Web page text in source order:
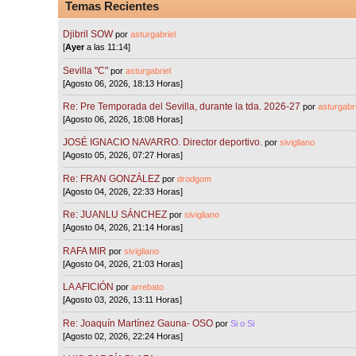
Temas Recientes
Djibril SOW porasturgabriel
[Ayera las 11:14]
Sevilla "C"porasturgabriel
[Agosto 06, 2026, 18:13 Horas]
Re: Pre Temporada del Sevilla, durante la tda. 2026-27 por
[Agosto 06, 2026, 18:08 Horas]
JOSÉ IGNACIO NAVARRO. Director deportivo. porsivigliano
[Agosto 05, 2026, 07:27 Horas]
Re: FRAN GONZÁLEZ pordrodgom
[Agosto 04, 2026, 22:33 Horas]
Re: JUANLU SÁNCHEZ porsivigliano
[Agosto 04, 2026, 21:14 Horas]
RAFA MIR porsivigliano
[Agosto 04, 2026, 21:03 Horas]
LA AFICIÓN porarrebato
[Agosto 03, 2026, 13:11 Horas]
Re: Joaquín Martínez Gauna- OSO porSi o Si
[Agosto 02, 2026, 22:24 Horas]